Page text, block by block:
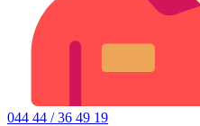
044 44 / 36 49 19